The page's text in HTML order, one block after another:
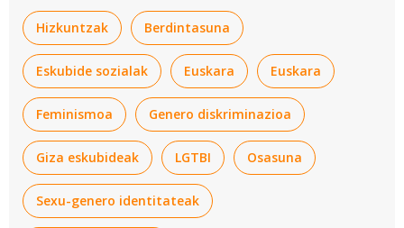
Hizkuntzak Berdintasuna
Eskubide sozialak Euskara Euskara
Feminismoa Genero diskriminazioa
Giza eskubideak LGTBI Osasuna
Sexu-genero identitateak